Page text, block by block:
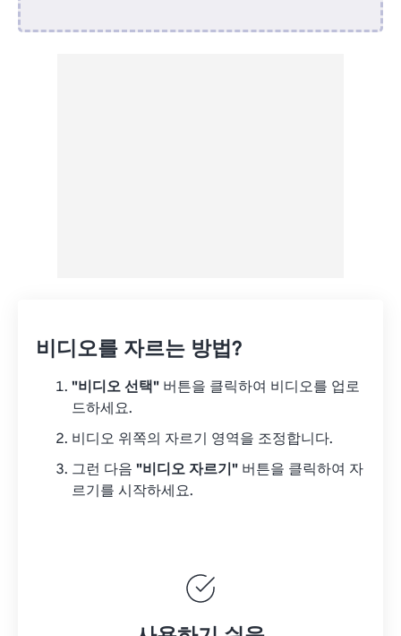
비디오를 자르는 방법?
"비디오 선택" 버튼을 클릭하여 비디오를 업로
드하세요.
비디오 위쪽의 자르기 영역을 조정합니다.
그런 다음 "비디오 자르기" 버튼을 클릭하여 자
르기를 시작하세요.